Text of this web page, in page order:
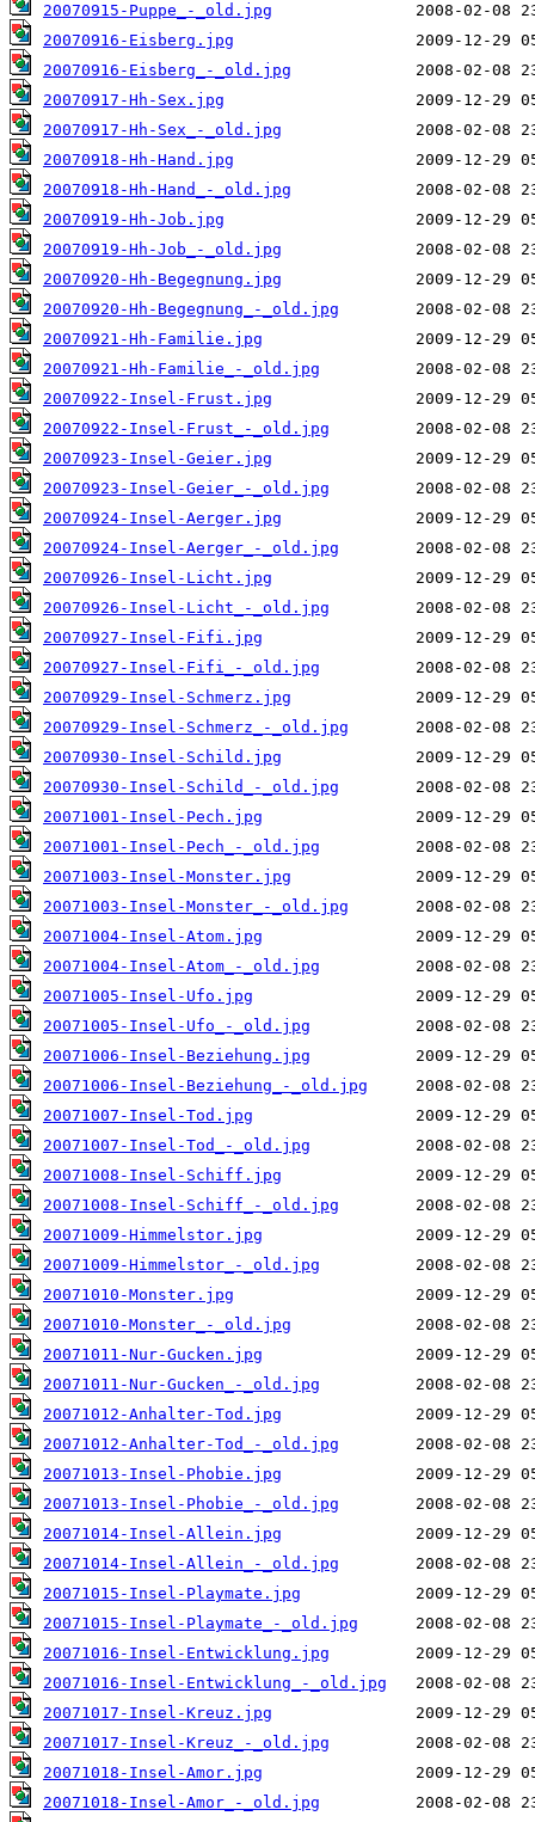
20070915-Puppe_-_old.jpg
20070916-Eisberg.jpg
20070916-Eisberg_-_old.jpg
20070917-Hh-Sex.jpg
20070917-Hh-Sex_-_old.jpg
20070918-Hh-Hand.jpg
20070918-Hh-Hand_-_old.jpg
20070919-Hh-Job.jpg
20070919-Hh-Job_-_old.jpg
20070920-Hh-Begegnung.jpg
20070920-Hh-Begegnung_-_old.jpg
20070921-Hh-Familie.jpg
20070921-Hh-Familie_-_old.jpg
20070922-Insel-Frust.jpg
20070922-Insel-Frust_-_old.jpg
20070923-Insel-Geier.jpg
20070923-Insel-Geier_-_old.jpg
20070924-Insel-Aerger.jpg
20070924-Insel-Aerger_-_old.jpg
20070926-Insel-Licht.jpg
20070926-Insel-Licht_-_old.jpg
20070927-Insel-Fifi.jpg
20070927-Insel-Fifi_-_old.jpg
20070929-Insel-Schmerz.jpg
20070929-Insel-Schmerz_-_old.jpg
20070930-Insel-Schild.jpg
20070930-Insel-Schild_-_old.jpg
20071001-Insel-Pech.jpg
20071001-Insel-Pech_-_old.jpg
20071003-Insel-Monster.jpg
20071003-Insel-Monster_-_old.jpg
20071004-Insel-Atom.jpg
20071004-Insel-Atom_-_old.jpg
20071005-Insel-Ufo.jpg
20071005-Insel-Ufo_-_old.jpg
20071006-Insel-Beziehung.jpg
20071006-Insel-Beziehung_-_old.jpg
20071007-Insel-Tod.jpg
20071007-Insel-Tod_-_old.jpg
20071008-Insel-Schiff.jpg
20071008-Insel-Schiff_-_old.jpg
20071009-Himmelstor.jpg
20071009-Himmelstor_-_old.jpg
20071010-Monster.jpg
20071010-Monster_-_old.jpg
20071011-Nur-Gucken.jpg
20071011-Nur-Gucken_-_old.jpg
20071012-Anhalter-Tod.jpg
20071012-Anhalter-Tod_-_old.jpg
20071013-Insel-Phobie.jpg
20071013-Insel-Phobie_-_old.jpg
20071014-Insel-Allein.jpg
20071014-Insel-Allein_-_old.jpg
20071015-Insel-Playmate.jpg
20071015-Insel-Playmate_-_old.jpg
20071016-Insel-Entwicklung.jpg
20071016-Insel-Entwicklung_-_old.jpg
20071017-Insel-Kreuz.jpg
20071017-Insel-Kreuz_-_old.jpg
20071018-Insel-Amor.jpg
20071018-Insel-Amor_-_old.jpg